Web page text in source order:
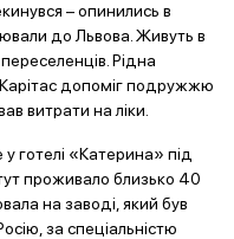
– опинились в
до Львова. Живуть в
Рідна
Карітас допоміг подружжю
витрати на ліки.
готелі «Катерина» під
проживало близько 40
на заводі, який був
за спеціальністю